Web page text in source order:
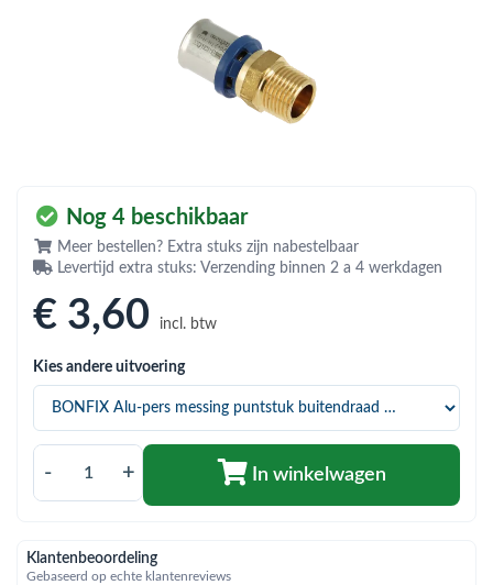
(Installatiemateriaal)
(Rookkanalen)
(Sanitair)
(Verwarming, kachels & ketels)
(Zonneboilersets & onderdelen)
(Warmtepompen en warmtepompboilers)
Nog 4 beschikbaar
Meer bestellen? Extra stuks zijn nabestelbaar
Levertijd extra stuks: Verzending binnen 2 a 4 werkdagen
€ 3,60 incl. btw
Kies andere uitvoering
- + In winkelwagen
Klantenbeoordeling
Gebaseerd op echte klantenreviews